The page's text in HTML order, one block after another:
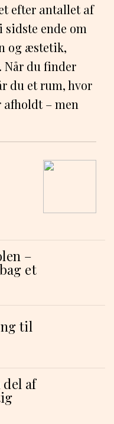
efter antallet af
ende om
og æstetik,
du finder
du et rum, hvor
– men
–
et
til
af